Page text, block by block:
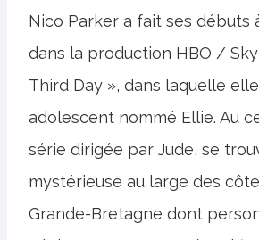
Nico Parker a fait ses débuts
dans la production HBO /
Third Day », dans laquelle
adolescent nommé Ellie. Au
série dirigée par Jude, se
mystérieuse au large des
Grande-Bretagne dont